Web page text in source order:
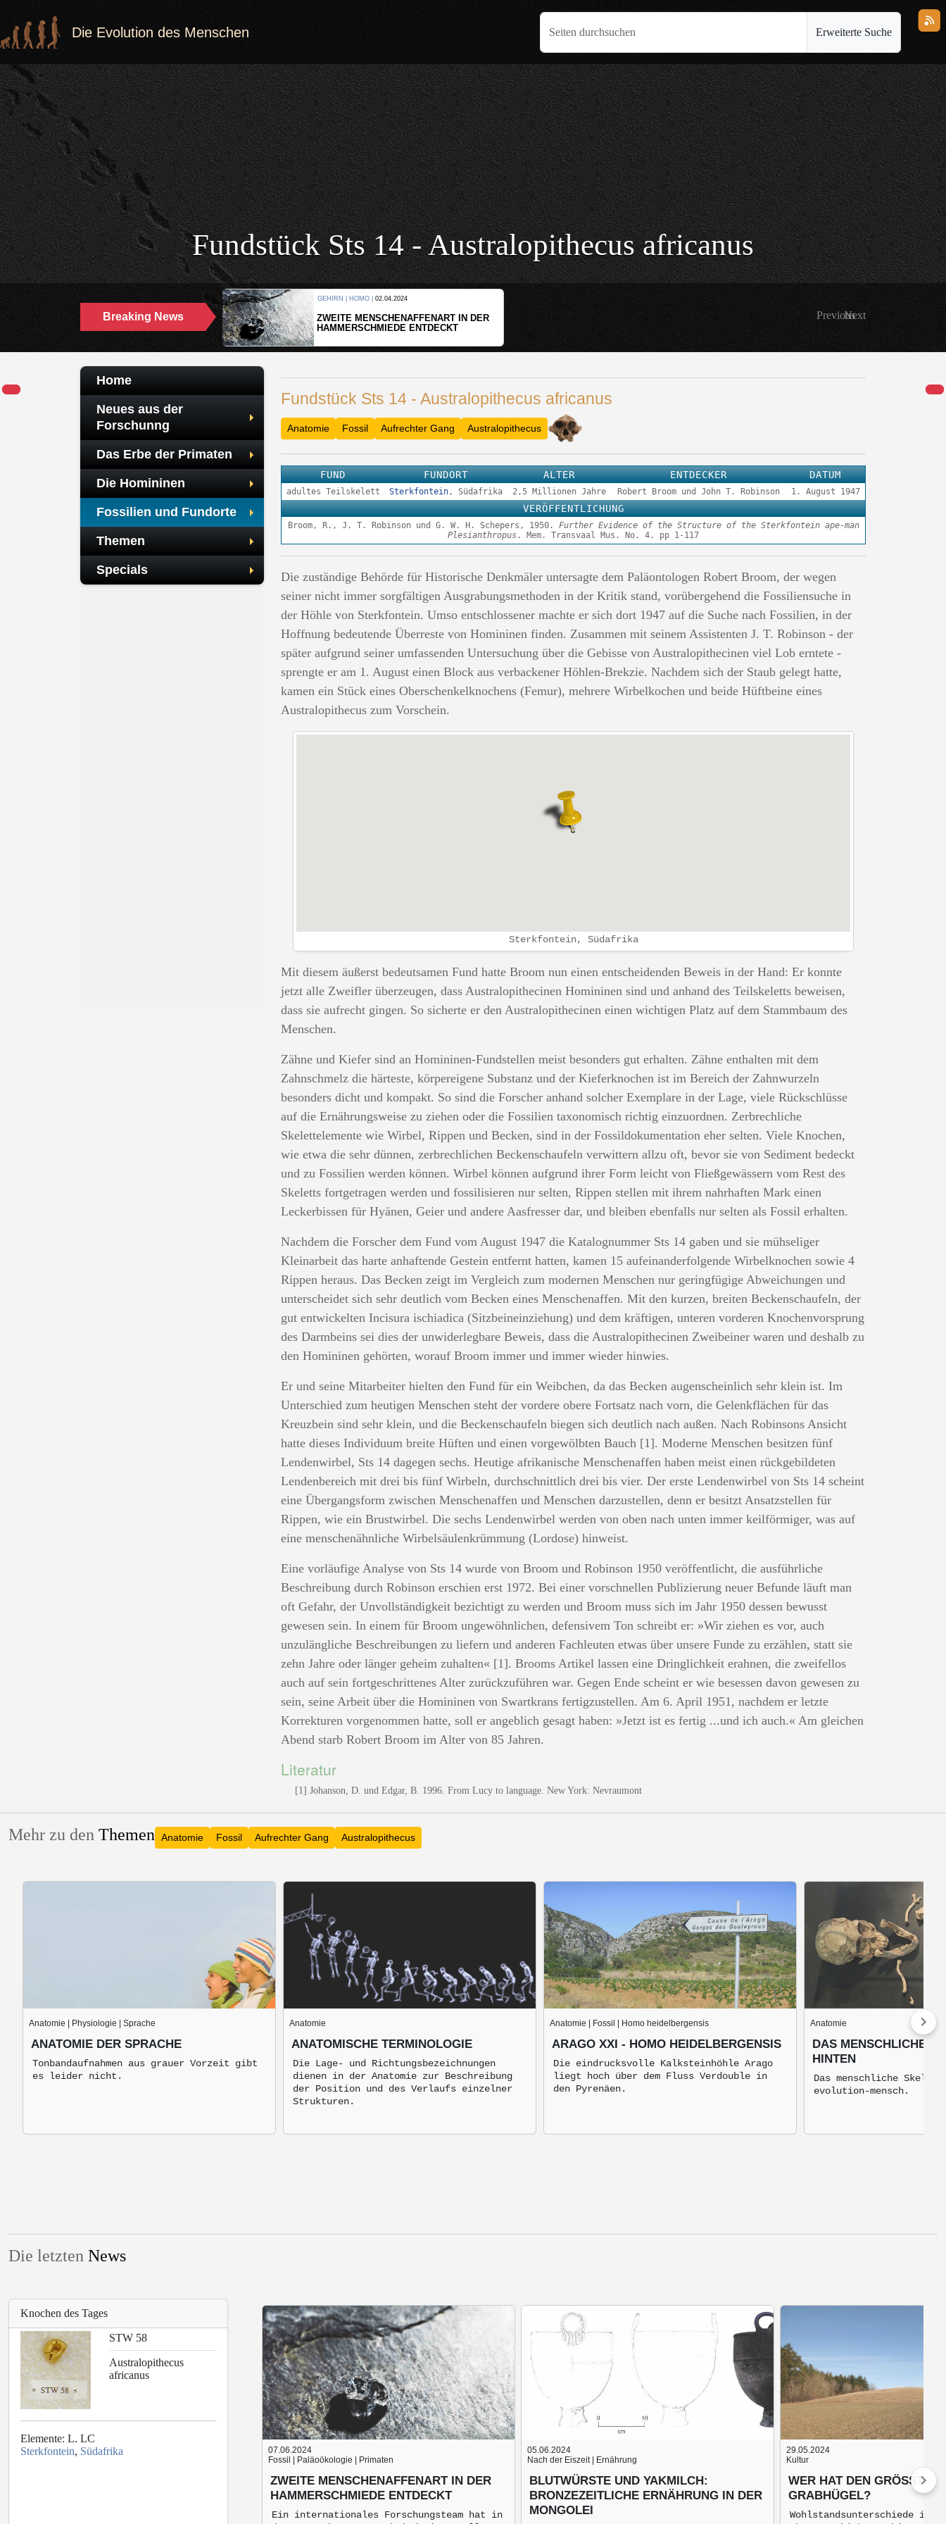
Die Evolution des Menschen Seiten durchsuchen Erweiterte Suche
Fundstück Sts 14 - Australopithecus africanus
Breaking News
KULTUR | 08.06.2024
WER HAT DEN GRÖSSTEN GRABHÜGEL? PreviousNext
Home
Neues aus der
Forschunng
Das Erbe der Primaten
Die Homininen
Fossilien und Fundorte
Themen
Specials
Fundstück Sts 14 - Australopithecus africanus
Anatomie Fossil Aufrechter Gang Australopithecus
FUND FUNDORT ALTER ENTDECKER DATUM
adultes Teilskelett Sterkfontein, Südafrika 2,5 Millionen Jahre Robert Broom und John T. Robinson 1. August 1947
VERÖFFENTLICHUNG
Broom, R., J. T. Robinson und G. W. H. Schepers, 1950. Further Evidence of the Structure of the Sterkfontein ape-man
Plesianthropus . Mem. Transvaal Mus. No. 4. pp 1-117
Die zuständige Behörde für Historische Denkmäler untersagte dem Paläontologen Robert Broom, der wegen
seiner nicht immer sorgfältigen Ausgrabungsmethoden in der Kritik stand, vorübergehend die Fossiliensuche in
der Höhle von Sterkfontein. Umso entschlossener machte er sich dort 1947 auf die Suche nach Fossilien, in der
Hoffnung bedeutende Überreste von Homininen finden. Zusammen mit seinem Assistenten J. T. Robinson - der
später aufgrund seiner umfassenden Untersuchung über die Gebisse von Australopithecinen viel Lob erntete -
sprengte er am 1. August einen Block aus verbackener Höhlen-Brekzie. Nachdem sich der Staub gelegt hatte,
kamen ein Stück eines Oberschenkelknochens (Femur), mehrere Wirbelkochen und beide Hüftbeine eines
Australopithecus zum Vorschein.
Sterkfontein, Südafrika
Mit diesem äußerst bedeutsamen Fund hatte Broom nun einen entscheidenden Beweis in der Hand: Er konnte
jetzt alle Zweifler überzeugen, dass Australopithecinen Homininen sind und anhand des Teilskeletts beweisen,
dass sie aufrecht gingen. So sicherte er den Australopithecinen einen wichtigen Platz auf dem Stammbaum des
Menschen.
Zähne und Kiefer sind an Homininen-Fundstellen meist besonders gut erhalten. Zähne enthalten mit dem
Zahnschmelz die härteste, körpereigene Substanz und der Kieferknochen ist im Bereich der Zahnwurzeln
besonders dicht und kompakt. So sind die Forscher anhand solcher Exemplare in der Lage, viele Rückschlüsse
auf die Ernährungsweise zu ziehen oder die Fossilien taxonomisch richtig einzuordnen. Zerbrechliche
Skelettelemente wie Wirbel, Rippen und Becken, sind in der Fossildokumentation eher selten. Viele Knochen,
wie etwa die sehr dünnen, zerbrechlichen Beckenschaufeln verwittern allzu oft, bevor sie von Sediment bedeckt
und zu Fossilien werden können. Wirbel können aufgrund ihrer Form leicht von Fließgewässern vom Rest des
Skeletts fortgetragen werden und fossilisieren nur selten, Rippen stellen mit ihrem nahrhaften Mark einen
Leckerbissen für Hyänen, Geier und andere Aasfresser dar, und bleiben ebenfalls nur selten als Fossil erhalten.
Nachdem die Forscher dem Fund vom August 1947 die Katalognummer Sts 14 gaben und sie mühseliger
Kleinarbeit das harte anhaftende Gestein entfernt hatten, kamen 15 aufeinanderfolgende Wirbelknochen sowie 4
Rippen heraus. Das Becken zeigt im Vergleich zum modernen Menschen nur geringfügige Abweichungen und
unterscheidet sich sehr deutlich vom Becken eines Menschenaffen. Mit den kurzen, breiten Beckenschaufeln, der
gut entwickelten Incisura ischiadica (Sitzbeineinziehung) und dem kräftigen, unteren vorderen Knochenvorsprung
des Darmbeins sei dies der unwiderlegbare Beweis, dass die Australopithecinen Zweibeiner waren und deshalb zu
den Homininen gehörten, worauf Broom immer und immer wieder hinwies.
Er und seine Mitarbeiter hielten den Fund für ein Weibchen, da das Becken augenscheinlich sehr klein ist. Im
Unterschied zum heutigen Menschen steht der vordere obere Fortsatz nach vorn, die Gelenkflächen für das
Kreuzbein sind sehr klein, und die Beckenschaufeln biegen sich deutlich nach außen. Nach Robinsons Ansicht
hatte dieses Individuum breite Hüften und einen vorgewölbten Bauch [1]. Moderne Menschen besitzen fünf
Lendenwirbel, Sts 14 dagegen sechs. Heutige afrikanische Menschenaffen haben meist einen rückgebildeten
Lendenbereich mit drei bis fünf Wirbeln, durchschnittlich drei bis vier. Der erste Lendenwirbel von Sts 14 scheint
eine Übergangsform zwischen Menschenaffen und Menschen darzustellen, denn er besitzt Ansatzstellen für
Rippen, wie ein Brustwirbel. Die sechs Lendenwirbel werden von oben nach unten immer keilförmiger, was auf
eine menschenähnliche Wirbelsäulenkrümmung (Lordose) hinweist.
Eine vorläufige Analyse von Sts 14 wurde von Broom und Robinson 1950 veröffentlicht, die ausführliche
Beschreibung durch Robinson erschien erst 1972. Bei einer vorschnellen Publizierung neuer Befunde läuft man
oft Gefahr, der Unvollständigkeit bezichtigt zu werden und Broom muss sich im Jahr 1950 dessen bewusst
gewesen sein. In einem für Broom ungewöhnlichen, defensivem Ton schreibt er: »Wir ziehen es vor, auch
unzulängliche Beschreibungen zu liefern und anderen Fachleuten etwas über unsere Funde zu erzählen, statt sie
zehn Jahre oder länger geheim zuhalten« [1]. Brooms Artikel lassen eine Dringlichkeit erahnen, die zweifellos
auch auf sein fortgeschrittenes Alter zurückzuführen war. Gegen Ende scheint er wie besessen davon gewesen zu
sein, seine Arbeit über die Homininen von Swartkrans fertigzustellen. Am 6. April 1951, nachdem er letzte
Korrekturen vorgenommen hatte, soll er angeblich gesagt haben: »Jetzt ist es fertig ...und ich auch.« Am gleichen
Abend starb Robert Broom im Alter von 85 Jahren.
Literatur
[1] Johanson, D. und Edgar, B. 1996. From Lucy to language. New York: Nevraumont
Mehr zu den Themen Anatomie Fossil Aufrechter Gang Australopithecus
Anatomie | Physiologie | Sprache
ANATOMIE DER SPRACHE
Tonbandaufnahmen aus grauer Vorzeit gibt
es leider nicht.
Anatomie
ANATOMISCHE TERMINOLOGIE
Die Lage- und Richtungsbezeichnungen
dienen in der Anatomie zur Beschreibung
der Position und des Verlaufs einzelner
Strukturen.
Anatomie | Fossil | Homo heidelbergensis
ARAGO XXI - HOMO HEIDELBERGENSIS
Die eindrucksvolle Kalksteinhöhle Arago
liegt hoch über dem Fluss Verdouble in
den Pyrenäen.
Anatomie
DAS MENSCHLICHE
HINTEN
Das menschliche
evolution-mensch.
Die letzten News
Knochen des Tages
STW 58
Australopithecus
africanus
Elemente: L. LC
Sterkfontein, Südafrika
07.06.2024
Fossil | Paläoökologie | Primaten
ZWEITE MENSCHENAFFENART IN DER
HAMMERSCHMIEDE ENTDECKT
Ein internationales Forschungsteam hat in
05.06.2024
Nach der Eiszeit | Ernährung
BLUTWÜRSTE UND YAKMILCH:
BRONZEZEITLICHE ERNÄHRUNG IN DER
MONGOLEI
29.05.2024
Kultur
WER HAT DEN GRÖSSTEN G
RABHÜGEL?
Wohlstandsunterschiede